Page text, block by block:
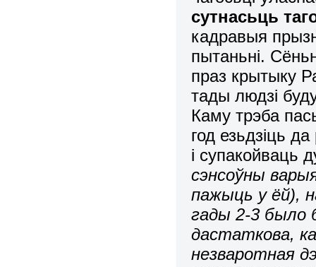
сутнасьць
кадравыя
пытаньні.
праз крытыку
тады людзі
Каму трэба
год езьдзіць
і супакойваць
сэнсоўны
пажыць у ёй),
гады 2-3 было
дастаткова,
незваротная